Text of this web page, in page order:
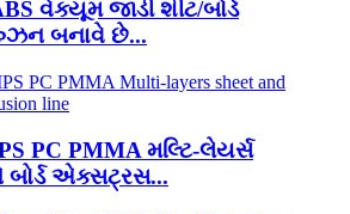
વેક્યૂમ જાડી શીટ/બોર્ડ
બનાવે છે...
PC PMMA મલ્ટિ-લેયર્સ
એક્સટ્રસ...